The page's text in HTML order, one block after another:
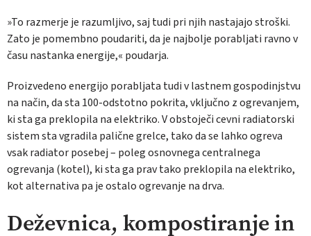
»To razmerje je razumljivo, saj tudi pri njih nastajajo stroški.
Zato je pomembno poudariti, da je najbolje porabljati ravno v
času nastanka energije,« poudarja.
Proizvedeno energijo porabljata tudi v lastnem gospodinjstvu
na način, da sta 100-odstotno pokrita, vključno z ogrevanjem,
ki sta ga preklopila na elektriko. V obstoječi cevni radiatorski
sistem sta vgradila palične grelce, tako da se lahko ogreva
vsak radiator posebej – poleg osnovnega centralnega
ogrevanja (kotel), ki sta ga prav tako preklopila na elektriko,
kot alternativa pa je ostalo ogrevanje na drva.
Deževnica, kompostiranje in